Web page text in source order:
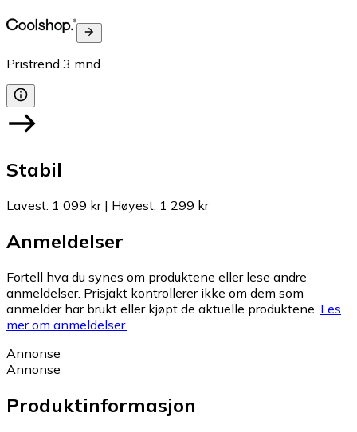
Pristrend 3 mnd
Stabil
Lavest: 1 099 kr| Høyest: 1 299 kr
Anmeldelser
Fortell hva du synes om produktene eller lese andre
anmeldelser. Prisjakt kontrollerer ikke om dem som
anmelder har brukt eller kjøpt de aktuelle produktene. Les
mer om anmeldelser.
Annonse
Annonse
Produktinformasjon